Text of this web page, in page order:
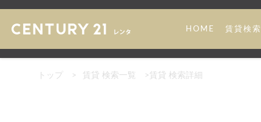
HOME 賃貸検索
トップ > 賃貸 検索一覧 >賃貸 検索詳細